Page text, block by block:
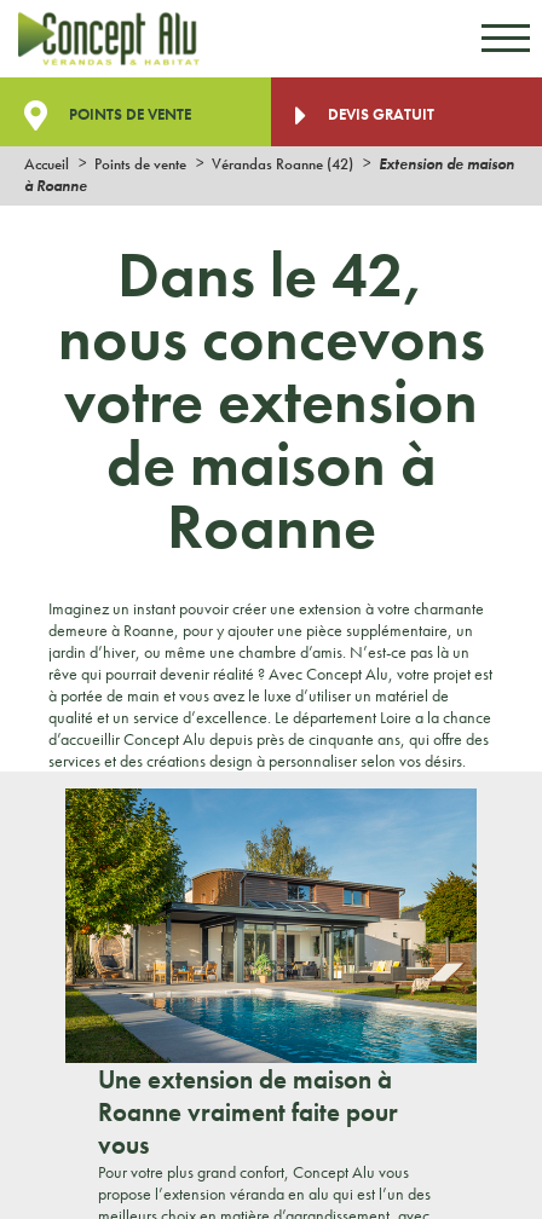
POINTS DE VENTE DEVIS GRATUIT
Accueil Points de vente Vérandas Roanne (42)
Extension de maison
à Roanne
Dans le 42,
nous concevons
votre extension
de maison à
Roanne
Imaginez un instant pouvoir créer une extension à votre charmante
demeure à Roanne, pour y ajouter une pièce supplémentaire, un
jardin d’hiver, ou même une chambre d’amis. N’est-ce pas là un
rêve qui pourrait devenir réalité ? Avec Concept Alu, votre projet est
à portée de main et vous avez le luxe d’utiliser un matériel de
qualité et un service d’excellence. Le département Loire a la chance
d’accueillir Concept Alu depuis près de cinquante ans, qui offre des
services et des créations design à personnaliser selon vos désirs.
Une extension de maison à
Roanne vraiment faite pour
vous
Pour votre plus grand confort, Concept Alu vous
propose l’extension véranda en alu qui est l’un des